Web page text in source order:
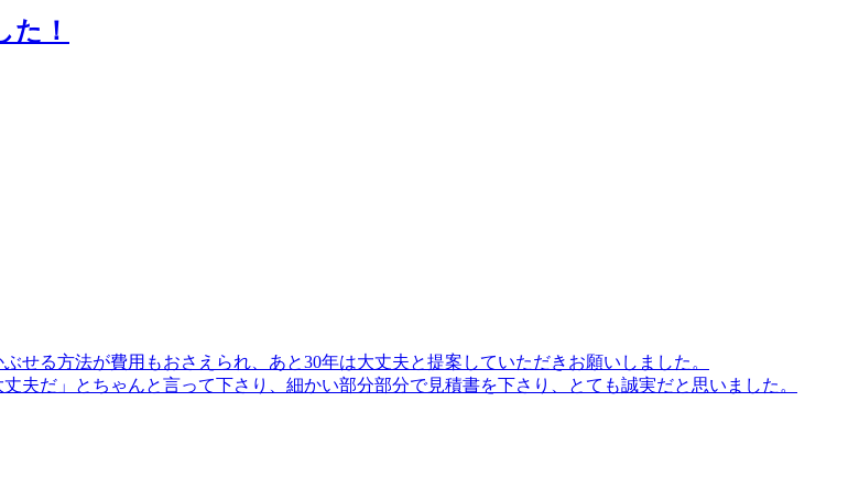
た！
る方法が費用もおさえられ、あと30年は大丈夫と提案していただきお願いしました。
だ」とちゃんと言って下さり、細かい部分部分で見積書を下さり、とても誠実だと思いました。